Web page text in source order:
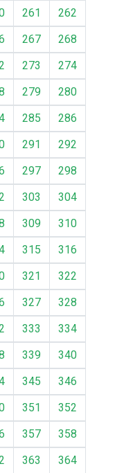
261
262
267
268
273
274
279
280
285
286
291
292
297
298
303
304
309
310
315
316
321
322
327
328
333
334
339
340
345
346
351
352
357
358
363 364